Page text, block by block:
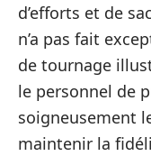
d’efforts et de
n’a pas fait
de tournage
le personnel de
soigneusement
maintenir la